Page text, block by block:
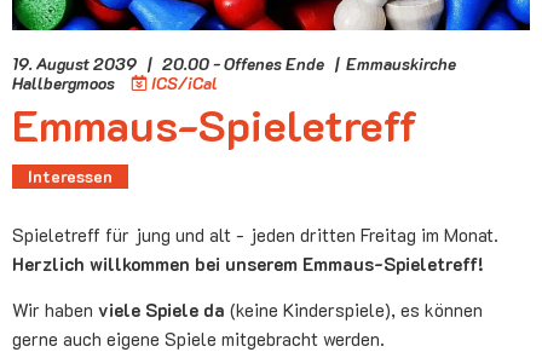
19. August 2039 | 20.00 - Offenes Ende | Emmauskirche
Hallbergmoos
ICS/iCal
Emmaus-Spieletreff
Interessen
Spieletreff für jung und alt - jeden dritten Freitag im Monat.
Herzlich willkommen bei unserem Emmaus-Spieletreff!
Wir haben viele Spiele da (keine Kinderspiele), es können
gerne auch eigene Spiele mitgebracht werden.